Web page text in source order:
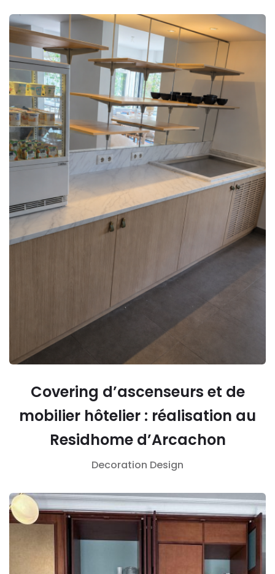
Covering d’ascenseurs et de
mobilier hôtelier : réalisation au
Residhome d’Arcachon
Decoration Design